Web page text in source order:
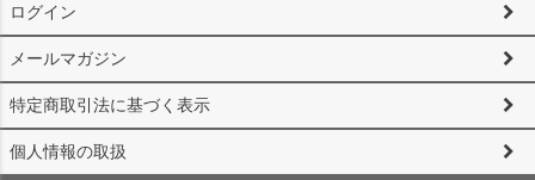
ログイン
メールマガジン
特定商取引法に基づく表示
個人情報の取扱